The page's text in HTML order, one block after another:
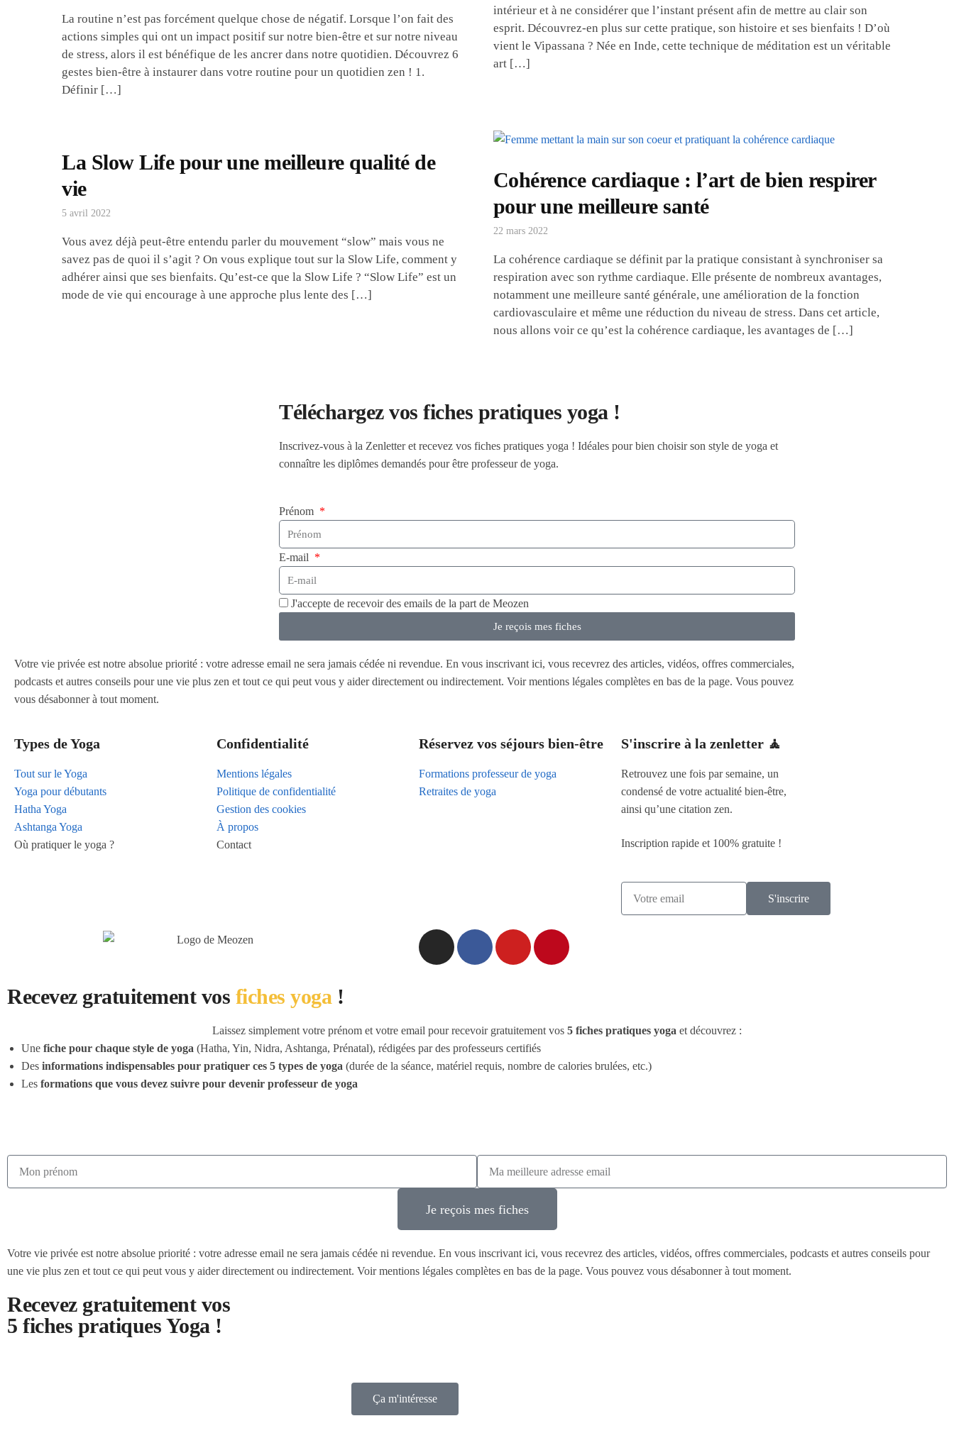
La routine n’est pas forcément quelque chose de négatif. Lorsque l’on fait des
actions simples qui ont un impact positif sur notre bien-être et sur notre niveau
de stress, alors il est bénéfique de les ancrer dans notre quotidien. Découvrez 6
gestes bien-être à instaurer dans votre routine pour un quotidien zen ! 1.
Définir […]
intérieur et à ne considérer que l’instant présent afin de mettre au clair son
esprit. Découvrez-en plus sur cette pratique, son histoire et ses bienfaits ! D’où
vient le Vipassana ? Née en Inde, cette technique de méditation est un véritable
art […]
La Slow Life pour une meilleure qualité de
vie
5 avril 2022
Vous avez déjà peut-être entendu parler du mouvement “slow” mais vous ne
savez pas de quoi il s’agit ? On vous explique tout sur la Slow Life, comment y
adhérer ainsi que ses bienfaits. Qu’est-ce que la Slow Life ? “Slow Life” est un
mode de vie qui encourage à une approche plus lente des […]
Cohérence cardiaque : l’art de bien respirer
pour une meilleure santé
22 mars 2022
La cohérence cardiaque se définit par la pratique consistant à synchroniser sa
respiration avec son rythme cardiaque. Elle présente de nombreux avantages,
notamment une meilleure santé générale, une amélioration de la fonction
cardiovasculaire et même une réduction du niveau de stress. Dans cet article,
nous allons voir ce qu’est la cohérence cardiaque, les avantages de […]
Téléchargez vos fiches pratiques yoga !
Inscrivez-vous à la Zenletter et recevez vos fiches pratiques yoga ! Idéales pour bien choisir son style de yoga et
connaître les diplômes demandés pour être professeur de yoga.
Prénom
E-mail
J'accepte de recevoir des emails de la part de Meozen
Je reçois mes fiches
Votre vie privée est notre absolue priorité : votre adresse email ne sera jamais cédée ni revendue. En vous inscrivant ici, vous recevrez des articles, vidéos, offres commerciales,
podcasts et autres conseils pour une vie plus zen et tout ce qui peut vous y aider directement ou indirectement. Voir mentions légales complètes en bas de la page. Vous pouvez
vous désabonner à tout moment.
Types de Yoga
Tout sur le Yoga
Yoga pour débutants
Hatha Yoga
Ashtanga Yoga
Où pratiquer le yoga ?
Confidentialité
Mentions légales
Politique de confidentialité
Gestion des cookies
À propos
Contact
Réservez vos séjours bien-être
Formations professeur de yoga
Retraites de yoga
S'inscrire à la zenletter 🧘
Retrouvez une fois par semaine, un
condensé de votre actualité bien-être,
ainsi qu’une citation zen.
Inscription rapide et 100% gratuite !
S'inscrire
Recevez gratuitement vos fiches yoga !
Laissez simplement votre prénom et votre email pour recevoir gratuitement vos 5 fiches pratiques yoga et découvrez :
Une fiche pour chaque style de yoga (Hatha, Yin, Nidra, Ashtanga, Prénatal), rédigées par des professeurs certifiés
Des informations indispensables pour pratiquer ces 5 types de yoga (durée de la séance, matériel requis, nombre de calories brulées, etc.)
Les formations que vous devez suivre pour devenir professeur de yoga
Je reçois mes fiches
Votre vie privée est notre absolue priorité : votre adresse email ne sera jamais cédée ni revendue. En vous inscrivant ici, vous recevrez des articles, vidéos, offres commerciales, podcasts et autres conseils pour
une vie plus zen et tout ce qui peut vous y aider directement ou indirectement. Voir mentions légales complètes en bas de la page. Vous pouvez vous désabonner à tout moment.
Recevez gratuitement vos
5 fiches pratiques Yoga !
Ça m'intéresse